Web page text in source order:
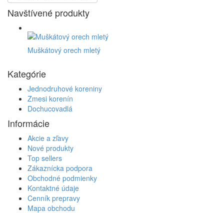
Navštívené produkty
Muškátový orech mletý
Kategórie
Jednodruhové koreniny
Zmesi korenín
Dochucovadlá
Informácie
Akcie a zľavy
Nové produkty
Top sellers
Zákaznícka podpora
Obchodné podmienky
Kontaktné údaje
Cenník prepravy
Mapa obchodu